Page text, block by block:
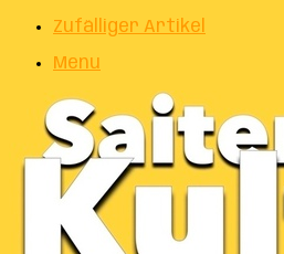
Zufälliger Artikel
Menu